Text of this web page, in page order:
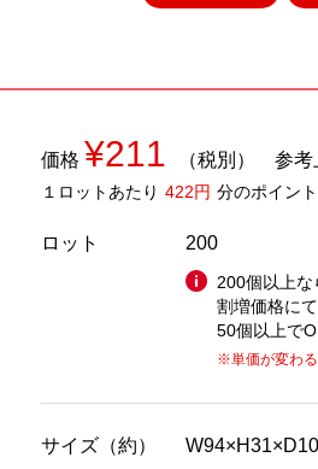
価格 ¥211 （税別） 参考
１ロットあたり 422円 分のポイン
ロット 200
200個以上
割増価格に
50個以上で
※単価が変わ
サイズ（約）